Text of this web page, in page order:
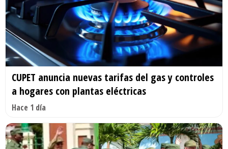
CUPET anuncia nuevas tarifas del gas y controles
a hogares con plantas eléctricas
Hace 1 día